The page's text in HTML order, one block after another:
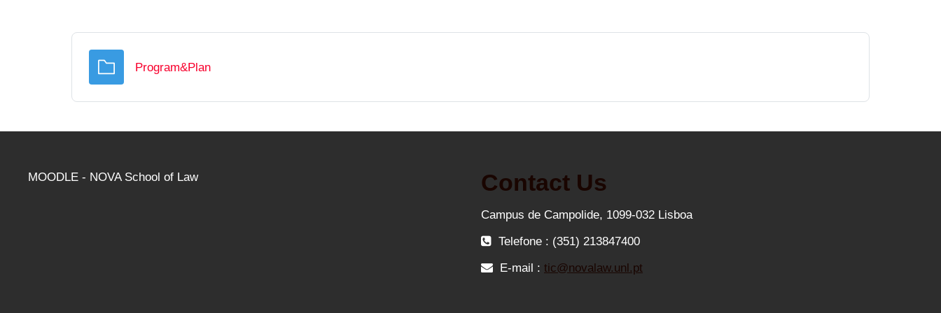
Program&PlanPasta
MOODLE - NOVA School of Law Contact Us
Campus de Campolide, 1099-032 Lisboa
Telefone : (351) 213847400
E-mail : tic@novalaw.unl.pt